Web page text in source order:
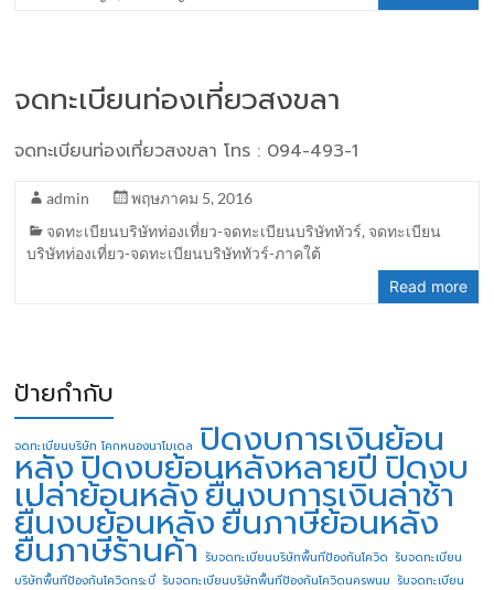
จดทะเบียนท่องเที่ยวสงขลา
จดทะเบียนท่องเที่ยวสงขลา โทร : 094-493-1
admin
พฤษภาคม 5, 2016
จดทะเบียนบริษัทท่องเที่ยว-จดทะเบียนบริษัททัวร์, จดทะเบียน
บริษัทท่องเที่ยว-จดทะเบียนบริษัททัวร์-ภาคใต้
Read more
ป้ายกำกับ
จดทะเบียนบริษัท โคกหนองนาโมเดล ปิดงบการเงินย้อน
หลังปิดงบย้อนหลังหลายปี ปิดงบ
เปล่าย้อนหลังยื่นงบการเงินล่าช้า
ยื่นงบย้อนหลังยื่นภาษีย้อนหลัง
ยื่นภาษีร้านค้า รับจดทะเบียนบริษัทพื้นทีป้องกันโควิด รับจดทะเบียน
บริษัทพื้นทีป้องกันโควิดกระบี่ รับจดทะเบียนบริษัทพื้นทีป้องกันโควิดนครพนม รับจดทะเบียน